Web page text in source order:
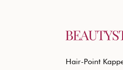
Hair-Point